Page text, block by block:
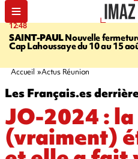
12:48
SAINT-PAULNouvelle
Cap Lahoussaye du 10 au 15
Accueil Actus Réunion
Les Français.es
JO-2024 :
(vraiment)